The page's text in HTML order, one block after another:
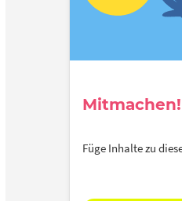
Mitmachen!
Füge Inhalte zu